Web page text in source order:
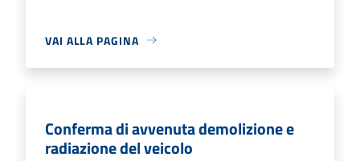
VAI ALLA PAGINA
Conferma di avvenuta demolizione e
radiazione del veicolo